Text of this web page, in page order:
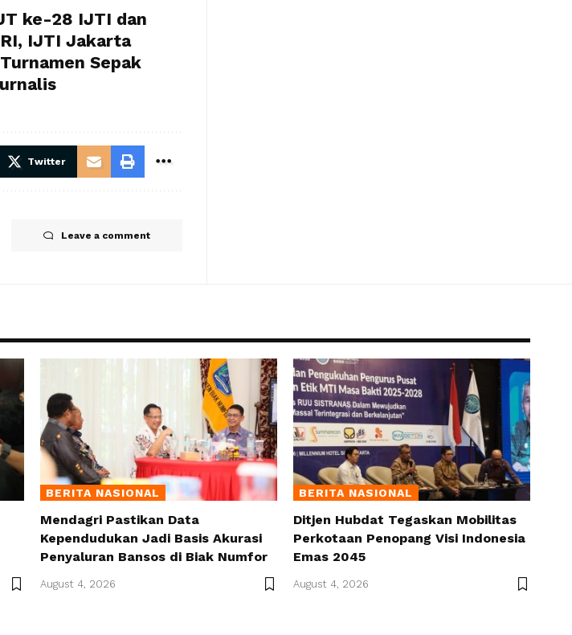
ke-28 IJTI dan
IJTI Jakarta
Sepak
Twitter
Leave a comment
BERITA NASIONAL
Mendagri Pastikan Data
Kependudukan Jadi Basis Akurasi
Penyaluran Bansos di Biak Numfor
August 4, 2026
BERITA NASIONAL
Ditjen Hubdat Tegaskan Mobilitas
Perkotaan Penopang Visi Indonesia
Emas 2045
August 4, 2026